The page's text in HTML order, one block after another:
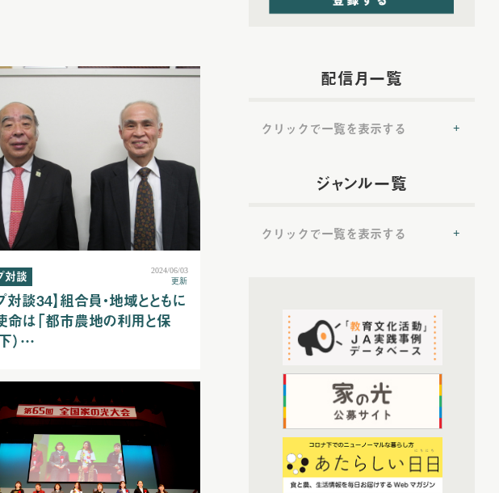
対談
2024/06/03
更新
対談34】組合員・地域とともに
命は「都市農地の利用と保
）…
配信月一覧
クリックで一覧を表示する
2022年5月配信(6)
2022年7月配信(8)
2022年11月配信(6)
2022年12月配信(6)
2023年配信 (72)
2023年1月配信(6)
2023年2月配信 (7)
2023年3月配信(6)
ジャンル一覧
クリックで一覧を表示する
トップ対談
ＪＡ実践事例紹介(37)
教育文化プランナー (19)
協同の歴史の瞬間(52)
農業・食料ほんとうの話(52)
わたしと協同組合(3)